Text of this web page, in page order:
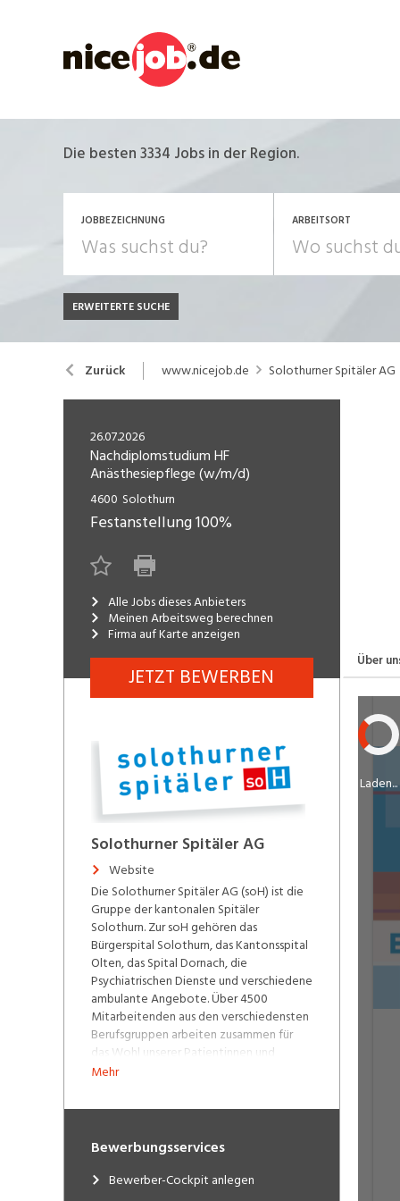
Die besten 3334 Jobs in der Region.
JOBBEZEICHNUNG ARBEITSORT
JOB-TYP
Festanstellung
Freelance
Lehrstelle
Bank, Versicherung
Chemie, Pharma, Biotechnologie
Engineering, Technik, Architektur
Gastronomie, Hotellerie,
Tourismus, Lebensmittel
Informatik, Telekommunikation
Marketing, Kommunikation,
Medien, Druck
Verkauf, Handel, Kundenberatung,
Aussendienst
ERWEITERTE SUCHE
Zurück www.nicejob.de Solothurner Spitäler AG
26.07.2026
Nachdiplomstudium HF
Anästhesiepflege (w/m/d)
4600 Solothurn
Festanstellung100%
Alle Jobs dieses Anbieters
Meinen Arbeitsweg berechnen
Firma auf Karte anzeigen
JETZT BEWERBEN
Über
Solothurner Spitäler AG
Website
Die Solothurner Spitäler AG (soH) ist die
Gruppe der kantonalen Spitäler
Solothurn. Zur soH gehören das
Bürgerspital Solothurn, das Kantonsspital
Olten, das Spital Dornach, die
Psychiatrischen Dienste und verschiedene
ambulante Angebote. Über 4500
Mitarbeitenden aus den verschiedensten
Berufsgruppen arbeiten zusammen für
das Wohl unserer Patientinnen und
Patienten. Einziger Eigentümer der
zurzeit der Kanton Solothurn. Unsere
Bürgerspital Solothurn
Kantonsspital Olten
Spital Dornach
Mehr
Bewerbungsservices
Bewerber-Cockpit anlegen
Laden...